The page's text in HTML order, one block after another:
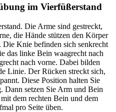
im Vierfüßerstand
Die Arme sind gestreckt,
die Hände stützen den Körper
Die Knie befinden sich senkrecht
das linke Bein waagrecht nach
nach vorne. Dabei bilden
Linie. Der Rücken streckt sich,
Diese Position halten Sie
Dann setzen Sie Arm und Bein
dem rechten Bein und dem
pro Seite üben.